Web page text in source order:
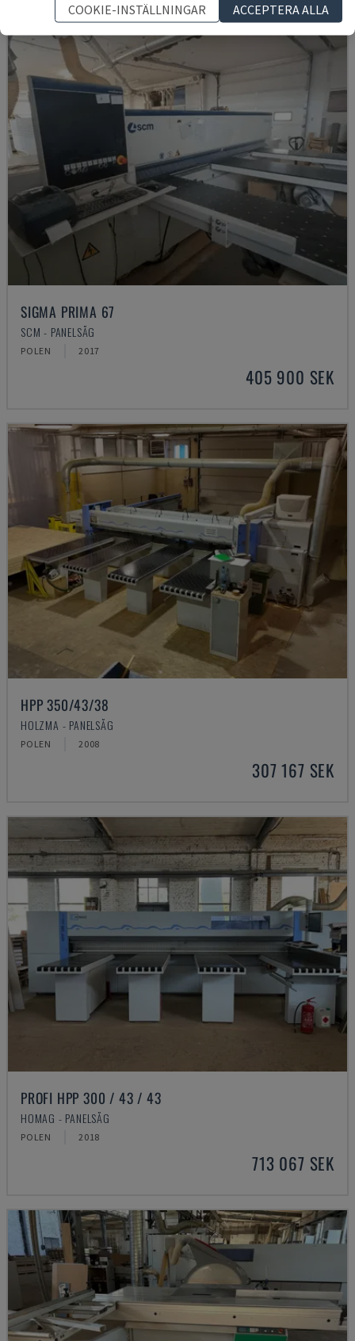
SIGMA PRIMA 67
SCM - PANELSÅG
POLEN 2017
405 900 SEK
HPP 350/43/38
HOLZMA - PANELSÅG
POLEN 2008
307 167 SEK
PROFI HPP 300 / 43 / 43
HOMAG - PANELSÅG
POLEN 2018
713 067 SEK
COOKIE-INSTÄLLNINGAR
ACCEPTERA ALLA